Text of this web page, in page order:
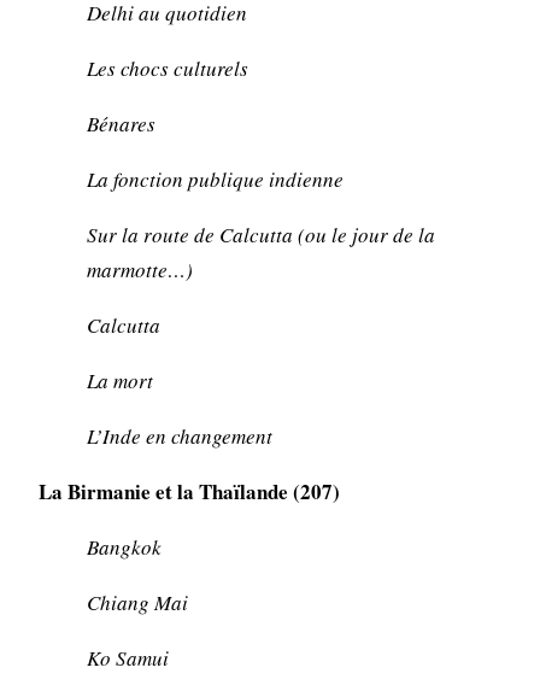
Delhi au quotidien
Les chocs culturels
Bénares
La fonction publique indienne
Sur la route de Calcutta (ou le jour de la
marmotte…)
Calcutta
La mort
L’Inde en changement
La Birmanie et la Thaïlande (207)
Bangkok
Chiang Mai
Ko Samui